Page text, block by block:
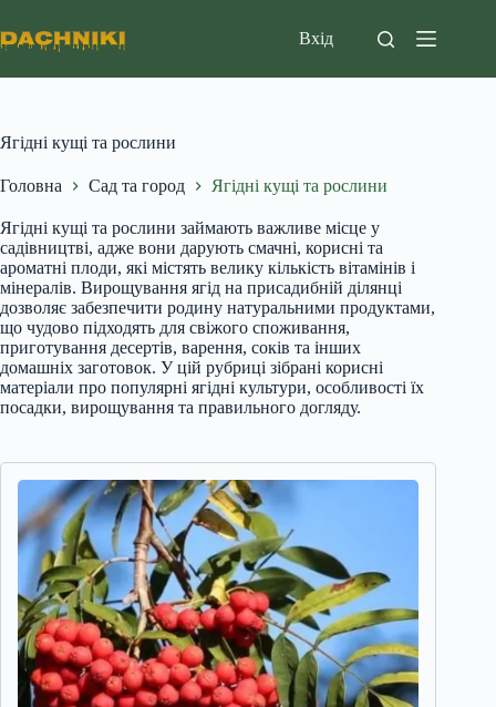
до
вмісту
Вхід
Ягідні кущі та рослини
Головна Сад та город Ягідні кущі та рослини
Ягідні кущі та рослини займають важливе місце у
садівництві, адже вони дарують смачні, корисні та
ароматні плоди, які містять велику кількість вітамінів і
мінералів. Вирощування ягід на присадибній ділянці
дозволяє забезпечити родину натуральними продуктами,
що чудово підходять для свіжого споживання,
приготування десертів, варення, соків та інших
домашніх заготовок. У цій рубриці зібрані корисні
матеріали про популярні ягідні культури, особливості їх
посадки, вирощування та правильного догляду.